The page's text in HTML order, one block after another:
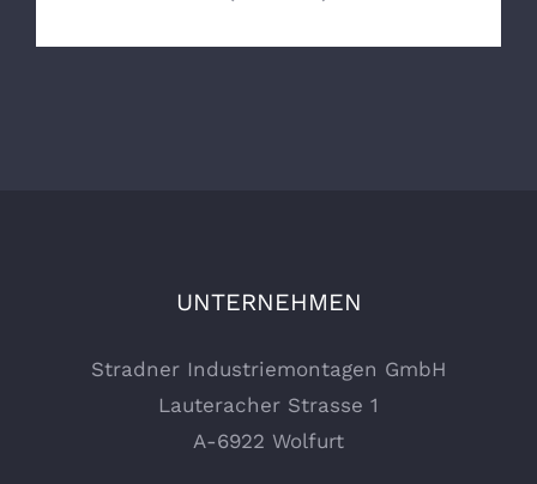
UNTERNEHMEN
Stradner Industriemontagen GmbH
Lauteracher Strasse 1
A-6922 Wolfurt